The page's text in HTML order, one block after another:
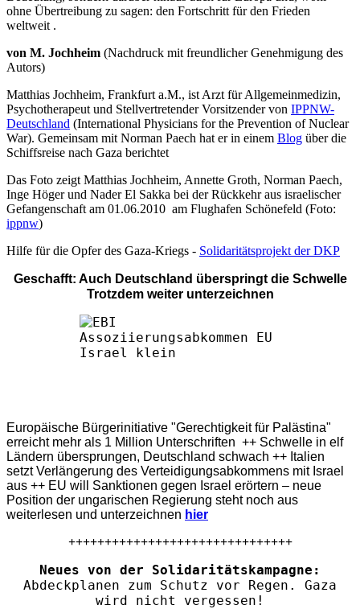
ohne Übertreibung zu sagen: den Fortschritt für den Frieden
weltweit .
von M. Jochheim (Nachdruck mit freundlicher Genehmigung des
Autors)
Matthias Jochheim, Frankfurt a.M., ist Arzt für Allgemeinmedizin,
Psychotherapeut und Stellvertretender Vorsitzender von IPPNW-
Deutschland (International Physicians for the Prevention of Nuclear
War). Gemeinsam mit Norman Paech hat er in einem Blog über die
Schiffsreise nach Gaza berichtet
Das Foto zeigt Matthias Jochheim, Annette Groth, Norman Paech,
Inge Höger und Nader El Sakka bei der Rückkehr aus israelischer
Gefangenschaft am 01.06.2010 am Flughafen Schönefeld (Foto:
ippnw)
Hilfe für die Opfer des Gaza-Kriegs - Solidaritätsprojekt der DKP
Geschafft: Auch Deutschland überspringt die Schwelle
Trotzdem weiter unterzeichnen
Europäische Bürgerinitiative "Gerechtigkeit für Palästina"
erreicht mehr als 1 Million Unterschriften ++ Schwelle in elf
Ländern übersprungen, Deutschland schwach ++ Italien
setzt Verlängerung des Verteidigungsabkommens mit Israel
aus ++ EU will Sanktionen gegen Israel erörtern – neue
Position der ungarischen Regierung steht noch aus
weiterlesen und unterzeichnen hier
+++++++++++++++++++++++++++++++
Neues von der Solidaritätskampagne:
Abdeckplanen zum Schutz vor Regen. Gaza
wird nicht vergessen!